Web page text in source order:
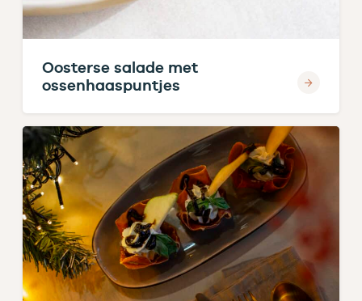
Oosterse salade met
ossenhaaspuntjes